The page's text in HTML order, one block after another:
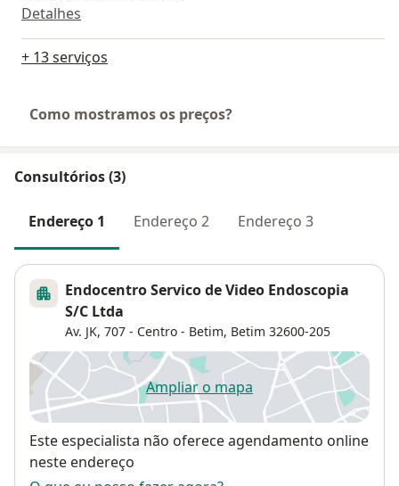
Detalhes
+ 13 serviços
Como mostramos os preços?
Consultórios (3)
Endereço 1 Endereço 2 Endereço 3
Endocentro Servico de Video Endoscopia
S/C Ltda
Av. JK, 707 - Centro - Betim, Betim 32600-205
Ampliar o mapaabre num novo separador
Disponibilidade
Este especialista não oferece agendamento online
neste endereço